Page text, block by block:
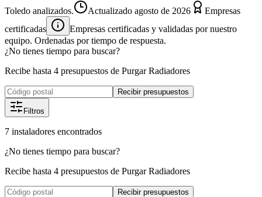
Toledo analizados.
Actualizado agosto de 2026
Empresas
certificadas
Empresas certificadas y validadas por nuestro
equipo. Ordenadas por tiempo de respuesta.
¿No tienes tiempo para buscar?
Recibe hasta 4 presupuestos de Purgar Radiadores
Recibir presupuestos
Filtros
7 instaladores encontrados
¿No tienes tiempo para buscar?
Recibe hasta 4 presupuestos de Purgar Radiadores
Recibir presupuestos